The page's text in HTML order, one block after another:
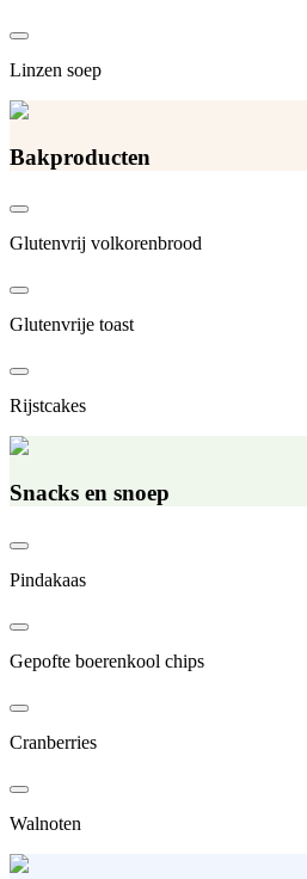
Linzen soep
Bakproducten
Glutenvrij volkorenbrood
Glutenvrije toast
Rijstcakes
Snacks en snoep
Pindakaas
Gepofte boerenkool chips
Cranberries
Walnoten